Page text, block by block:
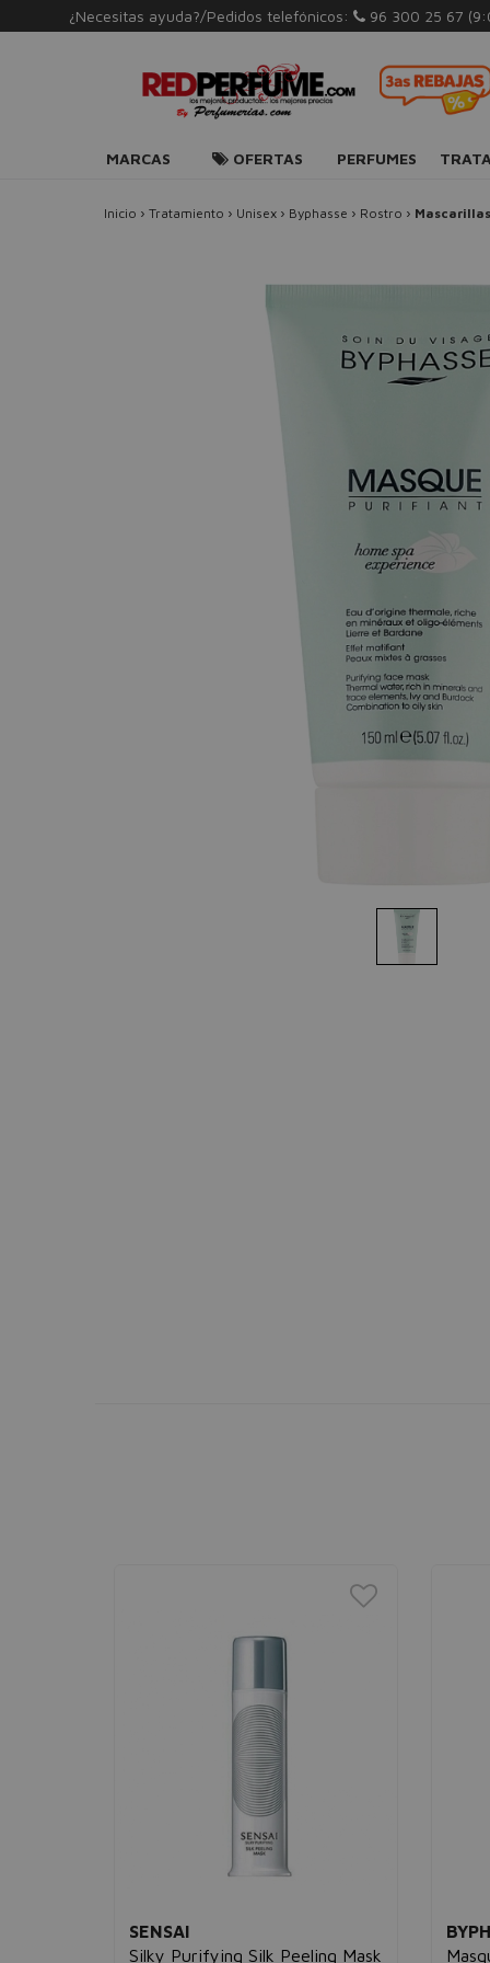
¿Necesitas ayuda?/Pedidos telefónicos: 96 300 25 67
MARCAS OFERTAS PERFUMES
Inicio › Tratamiento › Unisex › Byphasse › Rostro › Mascarillas
SENSAI
Silky Purifying Silk Peeling Mask